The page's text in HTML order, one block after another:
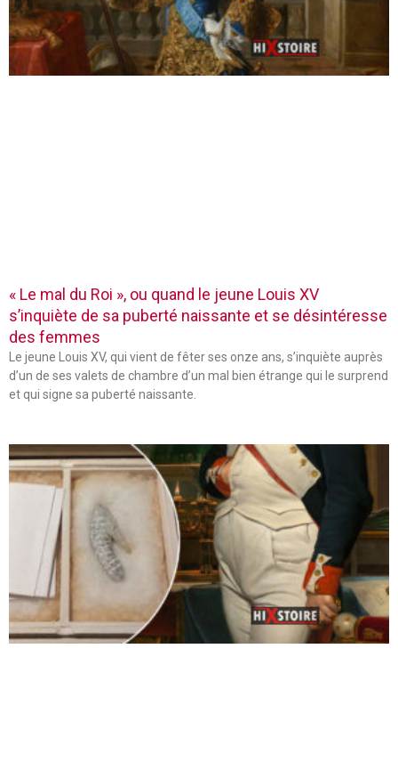
« Le mal du Roi », ou quand le jeune Louis XV
s’inquiète de sa puberté naissante et se désintéresse
des femmes
Le jeune Louis XV, qui vient de fêter ses onze ans, s’inquiète auprès
d’un de ses valets de chambre d’un mal bien étrange qui le surprend
et qui signe sa puberté naissante.